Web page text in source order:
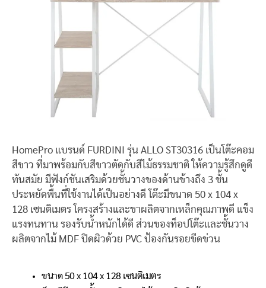
HomePro แบรนด์ FURDINI รุ่น ALLO ST30316 เป็นโต๊ะคอม
สีขาว ที่มาพร้อมกับสีขาวตัดกับสีไม้ธรรมชาติ ให้ความรู้สึกดูดี
ทันสมัย มีฟังก์ชันเสริมด้วยชั้นวางของด้านข้างถึง 3 ชั้น
ประหยัดพื้นที่ใช้งานได้เป็นอย่างดี โต๊ะมีขนาด 50 x 104 x
128 เซนติเมตร โครงสร้างและขาผลิตจากเหล็กคุณภาพดี แข็ง
แรงทนทาน รองรับน้ำหนักได้ดี ส่วนของท็อปโต๊ะและชั้นวาง
ผลิตจากไม้ MDF ปิดผิวด้วย PVC ป้องกันรอยขีดข่วน
ขนาด 50 x 104 x 128 เซนติเมตร